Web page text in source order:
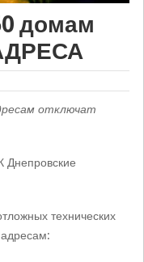
домам
отключат
Днепровские
технических